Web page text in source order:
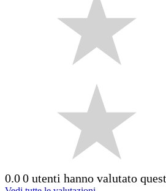
0.00 utenti hanno valutato